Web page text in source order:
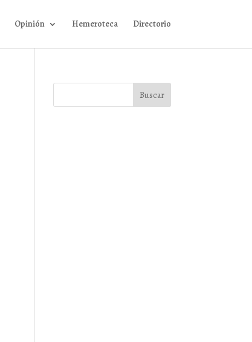
Opinión Hemeroteca Directorio